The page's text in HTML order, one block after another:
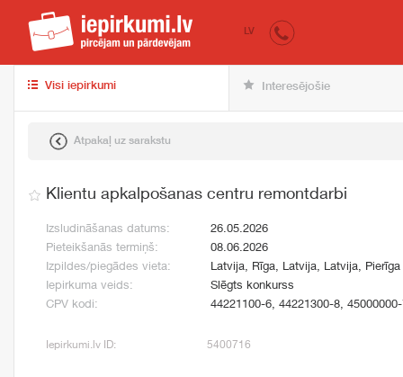
iepirkumi.lv
LV
Visi iepirkumi Interesējošie
Atpakaļ uz sarakstu
Klientu apkalpošanas centru remontdarbi
Izsludināšanas datums:
26.05.2026
Pieteikšanās termiņš:
08.06.2026
Izpildes/piegādes vieta:
Latvija, Rīga, Latvija, Latvija, Pierīga
Iepirkuma veids:
Slēgts konkurss
CPV kodi:
44221100-6, 44221300-8,
Iepirkumi.lv ID: 5400716